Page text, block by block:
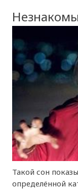
Такой сон
определённой